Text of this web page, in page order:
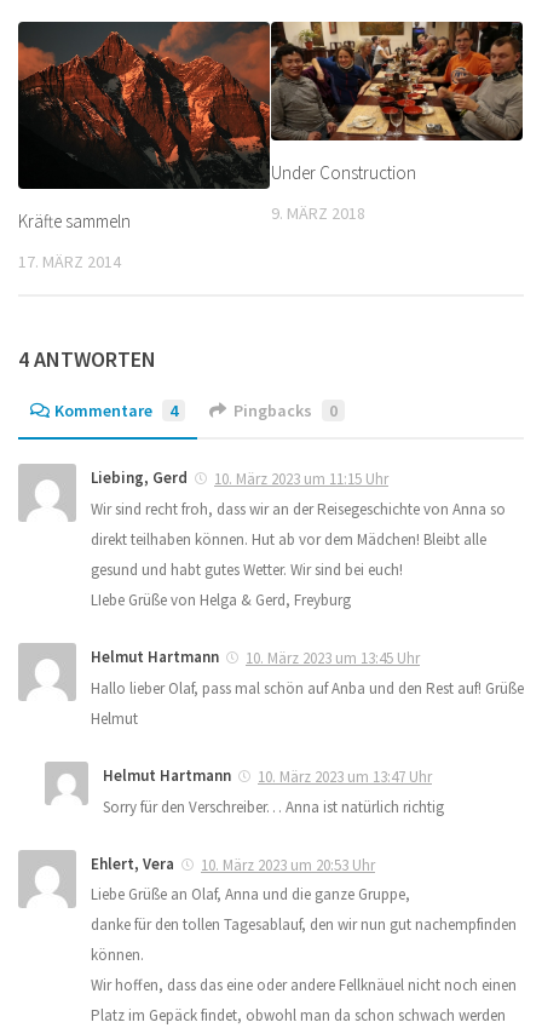
Kräfte sammeln
17. MÄRZ 2014
Under Construction
9. MÄRZ 2018
4 ANTWORTEN
Kommentare 4 Pingbacks 0
Liebing, Gerd
10. März 2023 um 11:15 Uhr
Wir sind recht froh, dass wir an der Reisegeschichte von Anna so
direkt teilhaben können. Hut ab vor dem Mädchen! Bleibt alle
gesund und habt gutes Wetter. Wir sind bei euch!
LIebe Grüße von Helga & Gerd, Freyburg
Helmut Hartmann
10. März 2023 um 13:45 Uhr
Hallo lieber Olaf, pass mal schön auf Anba und den Rest auf! Grüße
Helmut
Helmut Hartmann
10. März 2023 um 13:47 Uhr
Sorry für den Verschreiber… Anna ist natürlich richtig
Ehlert, Vera
10. März 2023 um 20:53 Uhr
Liebe Grüße an Olaf, Anna und die ganze Gruppe,
danke für den tollen Tagesablauf, den wir nun gut nachempfinden
können.
Wir hoffen, dass das eine oder andere Fellknäuel nicht noch einen
Platz im Gepäck findet, obwohl man da schon schwach werden